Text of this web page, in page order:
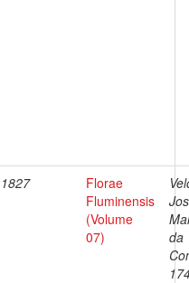
1827
Florae
Fluminensis
(Volume
07)
da